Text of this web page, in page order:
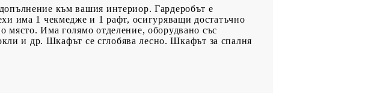
към вашия интериор. Гардеробът е
има 1 чекмедже и 1 рафт, осигуряващи достатъчно
място. Има голямо отделение, оборудвано със
и др. Шкафът се сглобява лесно. Шкафът за спалня